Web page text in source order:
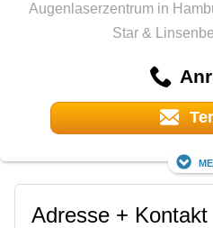
Augenlaserzentrum in
Star &
Adresse + Kontakt